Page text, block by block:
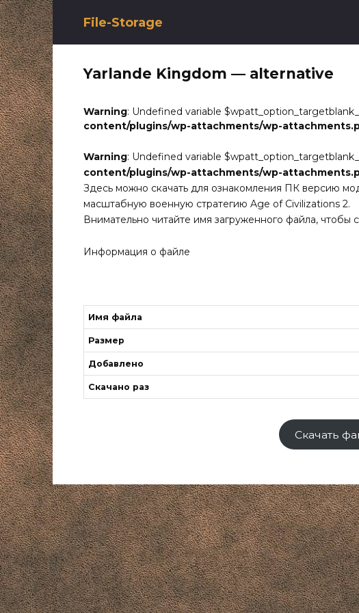
Перейти
к
содержанию
File-Storage
Yarlande Kingdom — alternative
Warning: Undefined variable
content/plugins/wp-attachments/wp-
Warning: Undefined variable
content/plugins/wp-attachments/wp-
Здесь можно скачать для ознакомления ПК версию
масштабную военную стратегию Age of Civilizations 2.
Внимательно читайте имя загруженного файла, чтобы
Информация о файле
Имя файла
Размер
Добавлено
Скачано раз
Скачать